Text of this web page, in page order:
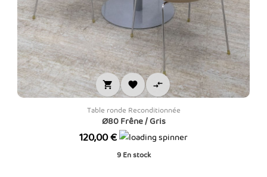
  
Table ronde Reconditionnée
Ø80 Frêne / Gris
Prix
120,00 €
9 En stock